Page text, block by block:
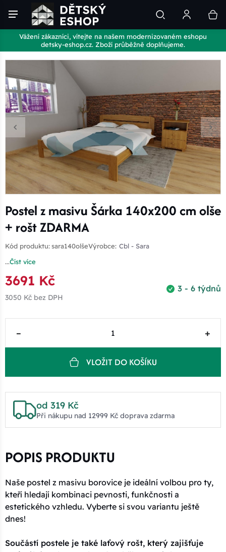
Vážení zákazníci, vítejte na našem modernizovaném eshopu
detsky-eshop.cz. Zboží průběžně doplňujeme.
Postel z masivu Šárka 140x200 cm olše
+ rošt ZDARMA
Kód produktu:sara140olšeVýrobce: Cbl - Sara
...Číst více
3 - 6 týdnů
3691 Kč
3050 Kč bez DPH
– +
VLOŽIT DO KOŠÍKU
od 319 Kč
Při nákupu nad 12999 Kč doprava zdarma
POPIS PRODUKTU
Naše postel z masivu borovice je ideální volbou pro ty,
kteří hledají kombinaci pevnosti, funkčnosti a
estetického vzhledu. Vyberte si svou variantu ještě
dnes!
Součástí postele je také laťový rošt, který zajišťuje